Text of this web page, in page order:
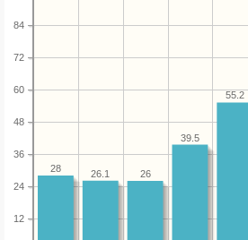
12
24
36
48
60
72
84
55.2
39.5
26
26.1
28